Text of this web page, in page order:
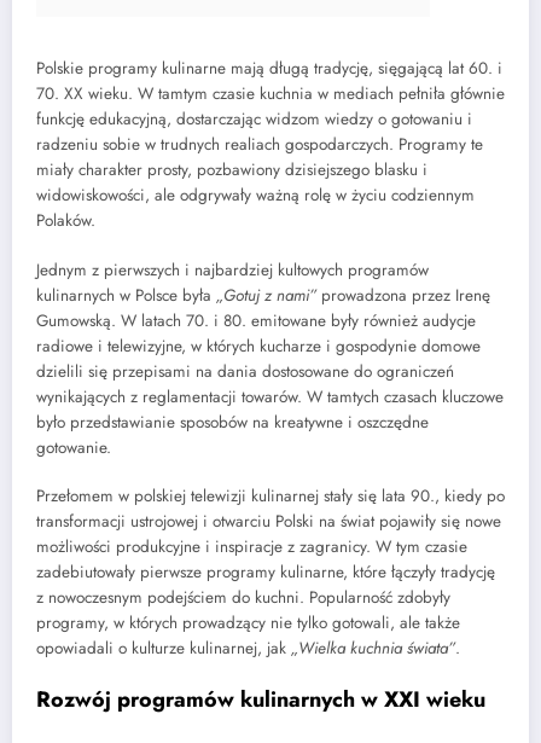
Polskie programy kulinarne mają długą tradycję, sięgającą lat 60. i
70. XX wieku. W tamtym czasie kuchnia w mediach pełniła głównie
funkcję edukacyjną, dostarczając widzom wiedzy o gotowaniu i
radzeniu sobie w trudnych realiach gospodarczych. Programy te
miały charakter prosty, pozbawiony dzisiejszego blasku i
widowiskowości, ale odgrywały ważną rolę w życiu codziennym
Polaków.
Jednym z pierwszych i najbardziej kultowych programów
kulinarnych w Polsce była „Gotuj z nami”prowadzona przez Irenę
Gumowską. W latach 70. i 80. emitowane były również audycje
radiowe i telewizyjne, w których kucharze i gospodynie domowe
dzielili się przepisami na dania dostosowane do ograniczeń
wynikających z reglamentacji towarów. W tamtych czasach kluczowe
było przedstawianie sposobów na kreatywne i oszczędne
gotowanie.
Przełomem w polskiej telewizji kulinarnej stały się lata 90., kiedy po
transformacji ustrojowej i otwarciu Polski na świat pojawiły się nowe
możliwości produkcyjne i inspiracje z zagranicy. W tym czasie
zadebiutowały pierwsze programy kulinarne, które łączyły tradycję
z nowoczesnym podejściem do kuchni. Popularność zdobyły
programy, w których prowadzący nie tylko gotowali, ale także
opowiadali o kulturze kulinarnej, jak „Wielka kuchnia świata”.
Rozwój programów kulinarnych w XXI wieku